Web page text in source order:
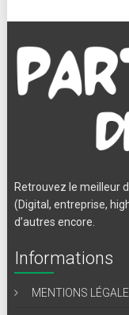
Retrouvez le meilleur
(Digital, entreprise,
d’autres encore.
Informations
MENTIONS